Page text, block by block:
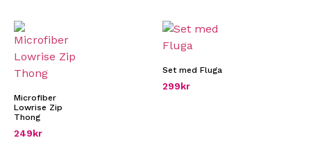
Microfiber
Lowrise Zip
Thong
249kr
Set med Fluga
299kr